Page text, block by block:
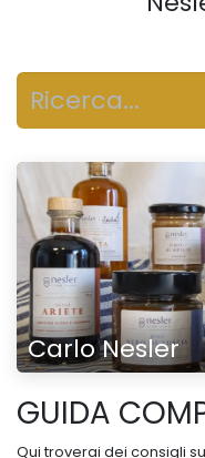
Carlo Nesler
GUIDA
Qui troverai dei consigli su